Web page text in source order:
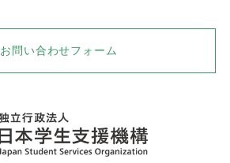
お問い合わせフォーム